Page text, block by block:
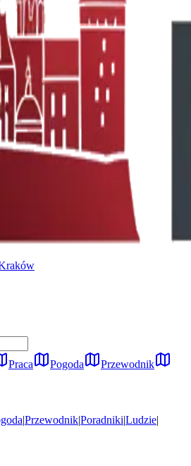
Praca Pogoda
Przewodnik
|Przewodnik|Poradniki|Ludzie|